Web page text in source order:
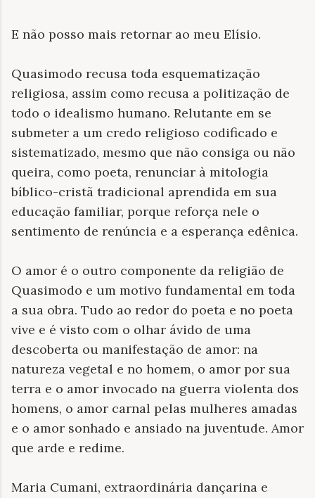
E não posso mais retornar ao meu Elísio.
Quasimodo recusa toda esquematização
religiosa, assim como recusa a politização de
todo o idealismo humano. Relutante em se
submeter a um credo religioso codificado e
sistematizado, mesmo que não consiga ou não
queira, como poeta, renunciar à mitologia
bíblico-cristã tradicional aprendida em sua
educação familiar, porque reforça nele o
sentimento de renúncia e a esperança edênica.
O amor é o outro componente da religião de
Quasimodo e um motivo fundamental em toda
a sua obra. Tudo ao redor do poeta e no poeta
vive e é visto com o olhar ávido de uma
descoberta ou manifestação de amor: na
natureza vegetal e no homem, o amor por sua
terra e o amor invocado na guerra violenta dos
homens, o amor carnal pelas mulheres amadas
e o amor sonhado e ansiado na juventude. Amor
que arde e redime.
Maria Cumani, extraordinária dançarina e